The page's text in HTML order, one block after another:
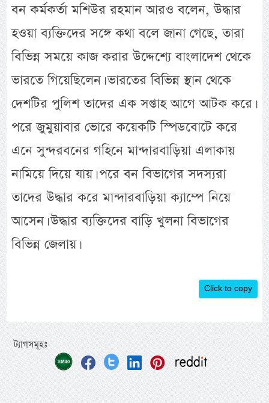
বন কর্মকর্তা মশিউর রহমান আরও বলেন, উদ্ধার
হওয়া ব্যক্তিদের সঙ্গে কথা বলে জানা গেছে, তারা
বিভিন্ন সময়ে কাজ করার উদ্দেশ্যে বাংলাদেশ থেকে
ভারতে গিয়েছিলেন। ভারতের বিভিন্ন স্থান থেকে
দেশটির পুলিশ তাদের এক সপ্তাহ আগে আটক করে।
পরে জুমুয়াবার ভোরে কয়েকটি স্পিডবোটে করে
এনে সুন্দরবনের গহিনে মান্দারবাড়িয়া এলাকায়
নামিয়ে দিয়ে যায়। পরে বন বিভাগের সদস্যরা
তাদের উদ্ধার করে মান্দারবাড়িয়া ক্যাম্পে নিয়ে
আসেন। উদ্ধার ব্যক্তিদের বাড়ি খুলনা বিভাগের
বিভিন্ন জেলায়।
Click to copy
ট্যাগসমূহঃ